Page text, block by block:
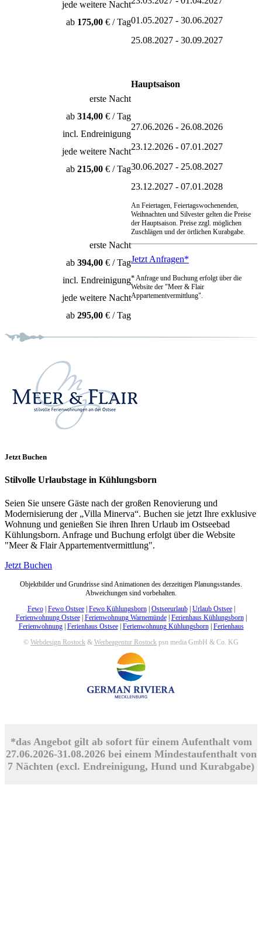
jede weitere Nacht
ab 175,00€ / Tag01.05.2027 - 30.06.2027
25.08.2027 - 30.09.2027
erste Nacht
ab 314,00€ / Tag
incl. Endreinigung
jede weitere Nacht
ab 215,00€ / Tag
Hauptsaison
27.06.2026 - 26.08.2026
23.12.2026 - 07.01.2027
30.06.2027 - 25.08.2027
23.12.2027 - 07.01.2028
erste Nacht
ab 394,00€ / Tag
incl. Endreinigung
jede weitere Nacht
ab 295,00€ / Tag
An Feiertagen, Feiertagswochenenden,
Weihnachten und Silvester gelten die Preise
der Hauptsaison. Preise zzgl. möglichen
Zuschlägen und der örtlichen Kurabgabe.
Jetzt Anfragen*
* Anfrage und Buchung erfolgt über die
Website der "Meer & Flair
Appartementvermittlung".
Jetzt Buchen
Stilvolle Urlaubstage in Kühlungsborn
Seien Sie unsere Gäste nach der großen Renovierung und
Modernisierung der „Villa Minerva“. Buchen sie jetzt Ihre exklusive
Wohnung und genießen Sie ihren Ihren Urlaub im Ostseebad
Kühlungsborn. Anfrage und Buchung erfolgt über die Website
"Meer & Flair Appartementvermittlung".
Jetzt Buchen
Objektbilder und Grundrisse sind Animationen des derzeitigen Planungsstandes.
Abweichungen sind vorbehalten.
Fewo| Fewo Ostsee| Fewo Kühlungsborn| Ostseeurlaub| Urlaub Ostsee|
Ferienwohnung Ostsee| Ferienwohnung Warnemünde| Ferienhaus Kühlungsborn|
Ferienwohnung| Ferienhaus Ostsee| Ferienwohnung Kühlungsborn| Ferienhaus
© Webdesign Rostock & Werbeagentur Rostock psn media GmbH & Co. KG
*das Angebot gilt ab sofort für einem Aufenthalt vom
27.06.2026-31.08.2026 bei einem Mindestaufenthalt von
7 Nächten (excl. Endreinigung, Hund und Kurabgabe)